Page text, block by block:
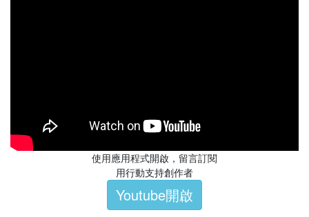
使用應用程式開啟，留言訂閱
用行動支持創作者
Youtube開啟